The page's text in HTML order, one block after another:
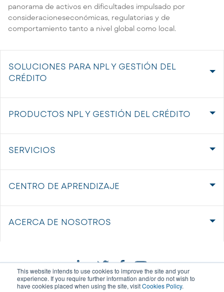
This website intends to use cookies to improve the site and your
experience. If you require further information and/or do not wish to
have cookies placed when using the site, visitCookies Policy.
panorama de activos en dificultades impulsado por
consideracioneseconómicas, regulatorias y de
comportamiento tanto a nivel global como local.
SOLUCIONES PARA NPL Y GESTIÓN DEL
CRÉDITO
PRODUCTOS NPL Y GESTIÓN DEL CRÉDITO
SERVICIOS
CENTRO DE APRENDIZAJE
ACERCA DE NOSOTROS